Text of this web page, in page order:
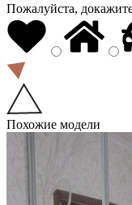
Пожалуйста,
Похожие модели